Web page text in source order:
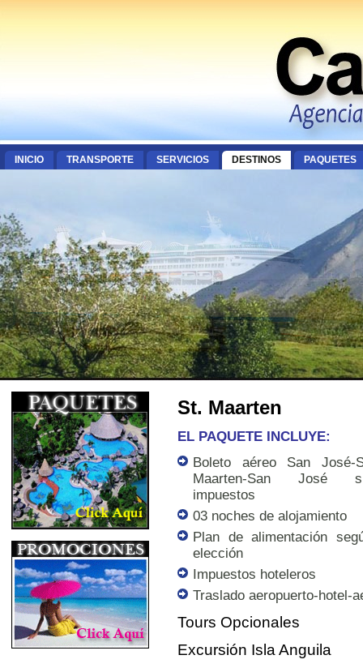
INICIO TRANSPORTE SERVICIOS DESTINOS PAQUETES
St. Maarten
EL PAQUETE INCLUYE:
Boleto aéreo San José-
Maarten-San José
impuestos
03 noches de alojamiento
Plan de alimentación
elección
Impuestos hoteleros
Traslado aeropuerto-hotel-
Tours Opcionales
Excursión Isla Anguila